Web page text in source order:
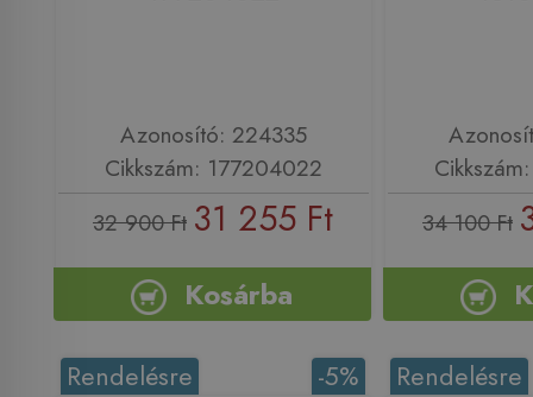
Azonosító: 224335
Cikkszám: 177204022
32 900 Ft 31 255 Ft
Kosárba
34 100 Ft
-5%
Rendelésre Rendelésre